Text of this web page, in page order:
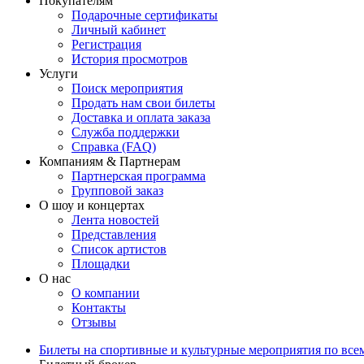
Подарочные сертификаты
Личный кабинет
Регистрация
История просмотров
Услуги
Поиск мероприятия
Продать нам свои билеты
Доставка и оплата заказа
Служба поддержки
Справка (FAQ)
Компаниям & Партнерам
Партнерская программа
Групповой заказ
О шоу и концертах
Лента новостей
Представления
Список артистов
Площадки
О нас
О компании
Контакты
Отзывы
Билеты на спортивные и культурные мероприятия по